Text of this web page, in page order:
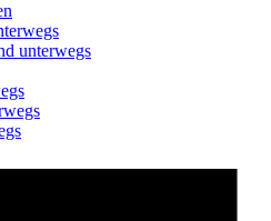
unterwegs